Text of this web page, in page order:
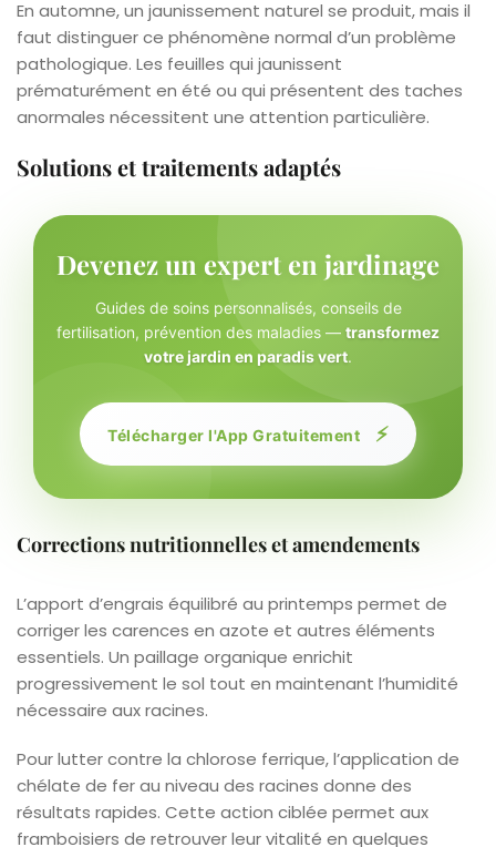
En automne, un jaunissement naturel se produit, mais il
faut distinguer ce phénomène normal d’un problème
pathologique. Les feuilles qui jaunissent
prématurément en été ou qui présentent des taches
anormales nécessitent une attention particulière.
Solutions et traitements adaptés
Devenez un expert en jardinage
Guides de soins personnalisés, conseils de
fertilisation, prévention des maladies — transformez
votre jardin en paradis vert.
Télécharger l'App Gratuitement ⚡
Corrections nutritionnelles et amendements
L’apport d’engrais équilibré au printemps permet de
corriger les carences en azote et autres éléments
essentiels. Un paillage organique enrichit
progressivement le sol tout en maintenant l’humidité
nécessaire aux racines.
Pour lutter contre la chlorose ferrique, l’application de
chélate de fer au niveau des racines donne des
résultats rapides. Cette action ciblée permet aux
framboisiers de retrouver leur vitalité en quelques